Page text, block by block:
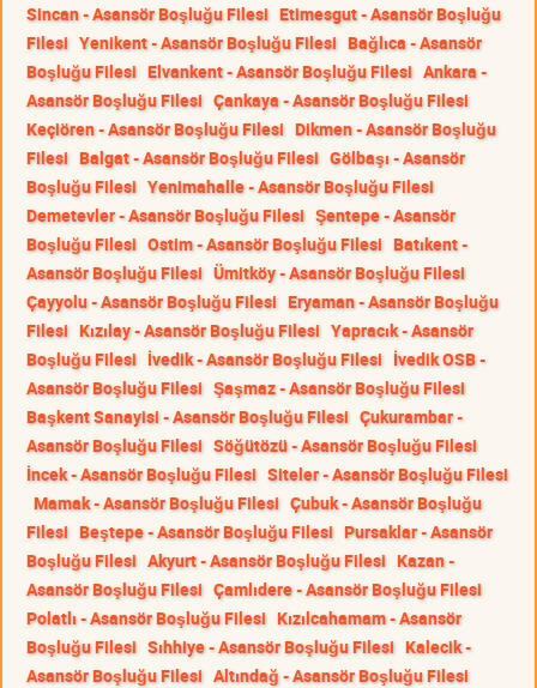
Sincan - Asansör Boşluğu Filesi Etimesgut - Asansör Boşluğu
Filesi Yenikent - Asansör Boşluğu Filesi Bağlıca - Asansör
Boşluğu Filesi Elvankent - Asansör Boşluğu Filesi Ankara -
Asansör Boşluğu Filesi Çankaya - Asansör Boşluğu Filesi
Keçiören - Asansör Boşluğu Filesi Dikmen - Asansör Boşluğu
Filesi Balgat - Asansör Boşluğu Filesi Gölbaşı - Asansör
Boşluğu Filesi Yenimahalle - Asansör Boşluğu Filesi
Demetevler - Asansör Boşluğu Filesi Şentepe - Asansör
Boşluğu Filesi Ostim - Asansör Boşluğu Filesi Batıkent -
Asansör Boşluğu Filesi Ümitköy - Asansör Boşluğu Filesi
Çayyolu - Asansör Boşluğu Filesi Eryaman - Asansör Boşluğu
Filesi Kızılay - Asansör Boşluğu Filesi Yapracık - Asansör
Boşluğu Filesi İvedik - Asansör Boşluğu Filesi İvedik OSB -
Asansör Boşluğu Filesi Şaşmaz - Asansör Boşluğu Filesi
Başkent Sanayisi - Asansör Boşluğu Filesi Çukurambar -
Asansör Boşluğu Filesi Söğütözü - Asansör Boşluğu Filesi
İncek - Asansör Boşluğu Filesi Siteler - Asansör Boşluğu Filesi
Mamak - Asansör Boşluğu Filesi Çubuk - Asansör Boşluğu
Filesi Beştepe - Asansör Boşluğu Filesi Pursaklar - Asansör
Boşluğu Filesi Akyurt - Asansör Boşluğu Filesi Kazan -
Asansör Boşluğu Filesi Çamlıdere - Asansör Boşluğu Filesi
Polatlı - Asansör Boşluğu Filesi Kızılcahamam - Asansör
Boşluğu Filesi Sıhhiye - Asansör Boşluğu Filesi Kalecik -
Asansör Boşluğu Filesi Altındağ - Asansör Boşluğu Filesi